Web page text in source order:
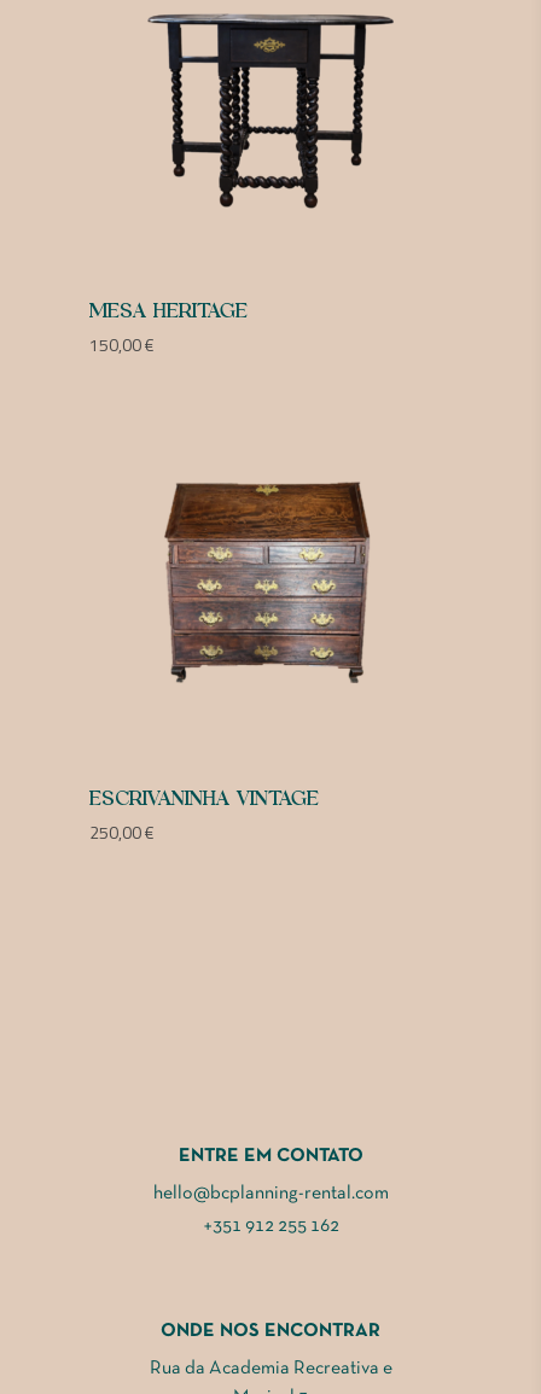
MESA HERITAGE
150,00€
ESCRIVANINHA VINTAGE
250,00€
ENTRE EM CONTATO
hello@bcplanning-rental.com
+351 912 255 162
ONDE NOS ENCONTRAR
Rua da Academia Recreativa e